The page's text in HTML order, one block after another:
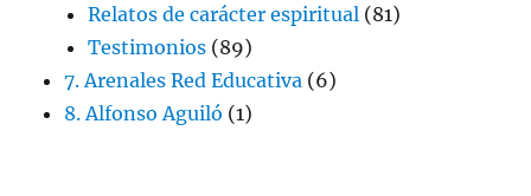
Relatos de carácter espiritual (81)
Testimonios (89)
7. Arenales Red Educativa (6)
8. Alfonso Aguiló (1)